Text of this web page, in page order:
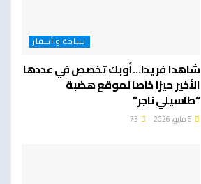
سياحة و أسفار
شاهدا فريدا…أوبك تخصص في عددها
الأخير حيزا خاصا لموقع هضبة
“طاسيلي ناجر”